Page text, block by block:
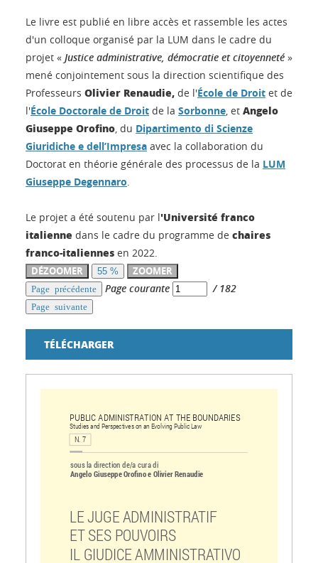
Le livre est publié en libre accès et rassemble les actes
d'un colloque organisé par la LUM dans le cadre du
projet « Justice administrative, démocratie et citoyenneté »
mené conjointement sous la direction scientifique des
Professeurs Olivier Renaudie, de l'École de Droit et de
l'École Doctorale de Droit de la Sorbonne, et Angelo
Giuseppe Orofino, du Dipartimento di Scienze
Giuridiche e dell’Impresa avec la collaboration du
Doctorat en théorie générale des processus de la LUM
Giuseppe Degennaro.
Le projet a été soutenu par l'Université franco
italienne dans le cadre du programme de chaires
franco-italiennes en 2022.
DÉZOOMER 55 % ZOOMER
Page précédente Page courante /182
Page suivante
TÉLÉCHARGER